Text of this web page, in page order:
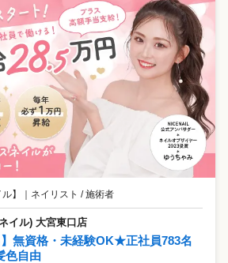
】 ｜ ネイリスト / 施術者
イル) 大宮東口店
】無資格・未経験OK★正社員783名
色自由